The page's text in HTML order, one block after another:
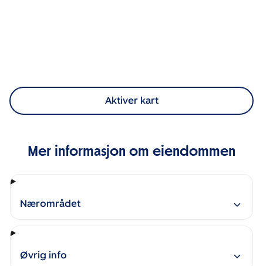
Aktiver kart
Mer informasjon om eiendommen
Nærområdet
Øvrig info